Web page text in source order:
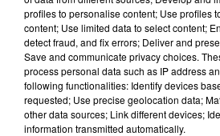
RADIO INFOS
SORTIES
profiles to personalise content; Use profiles
content; Use limited data to select content;
detect fraud, and fix errors; Deliver and
Save and communicate privacy choices.
process personal data such as IP address
following functionalities: Identify devices
requested; Use precise geolocation data;
other data sources; Link different devices;
information transmitted automatically.